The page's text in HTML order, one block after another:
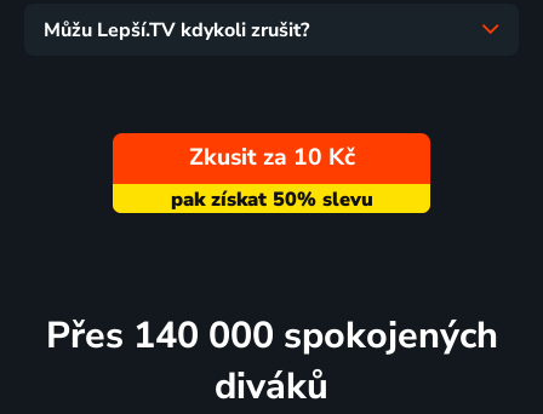
Můžu Lepší.TV kdykoli zrušit?
Zkusit za 10 Kč
Přes 140 000 spokojených
diváků